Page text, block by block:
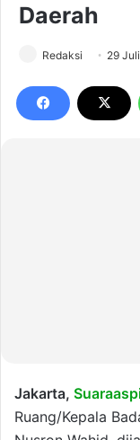
Daerah
Redaksi 29
Jakarta,
Ruang/Kepala